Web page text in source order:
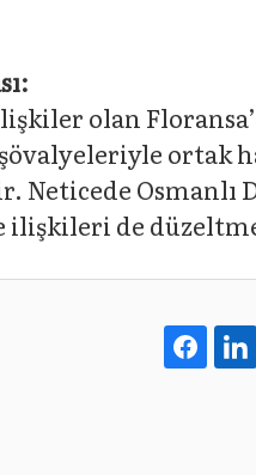
olan
ortak
Neticede Osmanlı
de